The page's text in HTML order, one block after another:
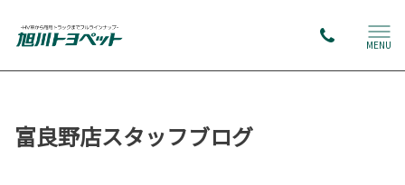
MENU
富良野店スタッフブログ